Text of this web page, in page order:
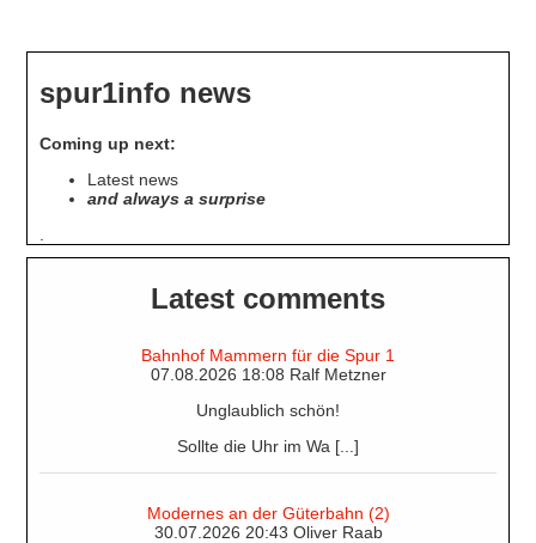
spur1info news
Coming up next:
Latest news
and always a surprise
Latest comments
Bahnhof Mammern für die Spur 1
07.08.2026 18:08 Ralf Metzner
Unglaublich schön!
Sollte die Uhr im Wa [...]
Modernes an der Güterbahn (2)
30.07.2026 20:43 Oliver Raab